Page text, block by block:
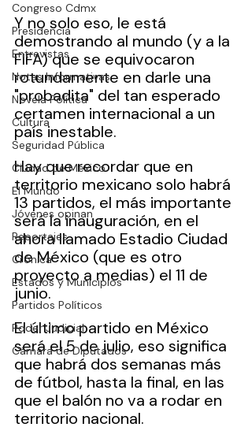
Congreso Cdmx
Presidencia
Entrevistas
Notas Informativas
Novela Política
Cultura
Seguridad Pública
Ciudad de México
El Mundo
Jóvenes opinan
Reportajes
Crónica
Estados y Municipios
Partidos Políticos
Poder Judicial
Cámara de Diputados
Y no solo eso, le está
demostrando al mundo (y a la
FIFA) que se equivocaron
rotundamente en darle una
"probadita" del tan esperado
certamen internacional a un
país inestable.
Hay que recordar que en
territorio mexicano solo habrá
13 partidos, el más importante
será la inauguración, en el
ahora llamado Estadio Ciudad
de México (que es otro
proyecto a medias) el 11 de
junio.
El último partido en México
será el 5 de julio, eso significa
que habrá dos semanas más
de fútbol, hasta la final, en las
que el balón no va a rodar en
territorio nacional.